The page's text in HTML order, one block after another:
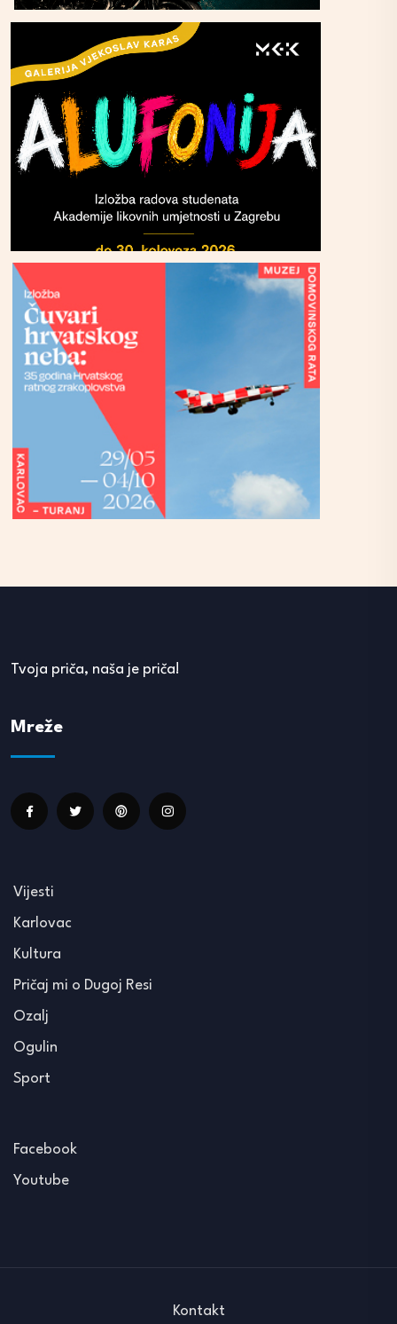
Tvoja priča, naša je priča!
Mreže
Vijesti
Karlovac
Kultura
Pričaj mi o Dugoj Resi
Ozalj
Ogulin
Sport
Facebook
Youtube
Kontakt